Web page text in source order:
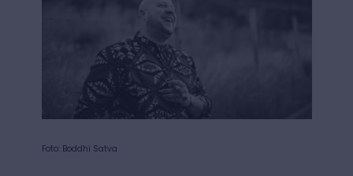
Foto: Boddhi Satva